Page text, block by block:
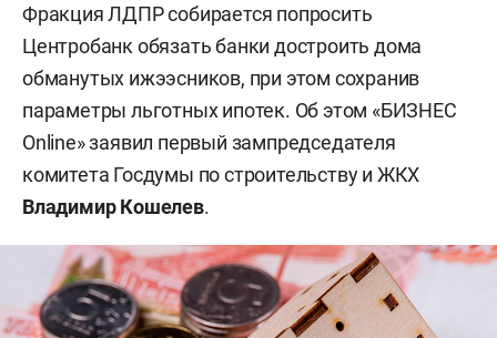
Фракция ЛДПР собирается попросить
Центробанк обязать банки достроить дома
обманутых ижээсников, при этом сохранив
параметры льготных ипотек. Об этом «БИЗНЕС
Online» заявил первый зампредседателя
комитета Госдумы по строительству и ЖКХ
Владимир Кошелев.